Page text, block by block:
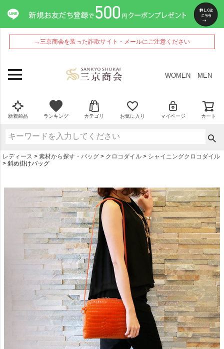
→三京商会を装った詐欺サイト・メールにご注意ください
WOMEN MEN
新着商品 ランキング カテゴリ お気に入り マイページ カート
レディース 素材から探す・バッグ クロコダイル
シャイニングクロコダイル
斜め掛けバッグ